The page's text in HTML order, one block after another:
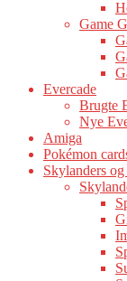
Game
Evercade
Brugte
Nye
Amiga
Pokémon
Skylanders